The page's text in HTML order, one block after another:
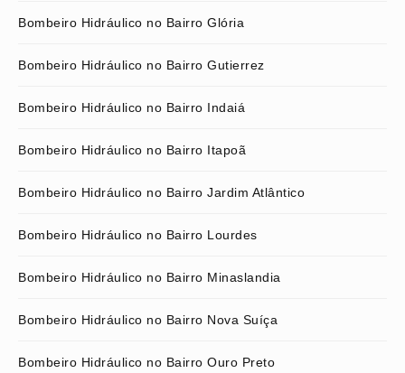
Bombeiro Hidráulico no Bairro Glória
Bombeiro Hidráulico no Bairro Gutierrez
Bombeiro Hidráulico no Bairro Indaiá
Bombeiro Hidráulico no Bairro Itapoã
Bombeiro Hidráulico no Bairro Jardim Atlântico
Bombeiro Hidráulico no Bairro Lourdes
Bombeiro Hidráulico no Bairro Minaslandia
Bombeiro Hidráulico no Bairro Nova Suíça
Bombeiro Hidráulico no Bairro Ouro Preto